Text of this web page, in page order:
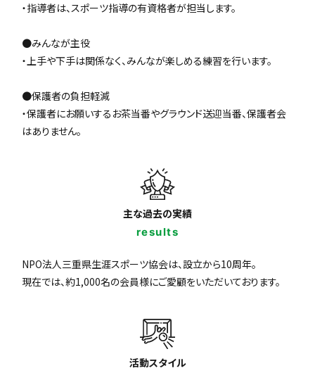
・指導者は、スポーツ指導の有資格者が担当します。
●みんなが主役
・上手や下手は関係なく、みんなが楽しめる練習を行います。
●保護者の負担軽減
・保護者にお願いするお茶当番やグラウンド送迎当番、保護者会
はありません。
主な過去の実績
results
NPO法人三重県生涯スポーツ協会は、設立から10周年。
現在では、約1,000名の会員様にご愛顧をいただいております。
活動スタイル